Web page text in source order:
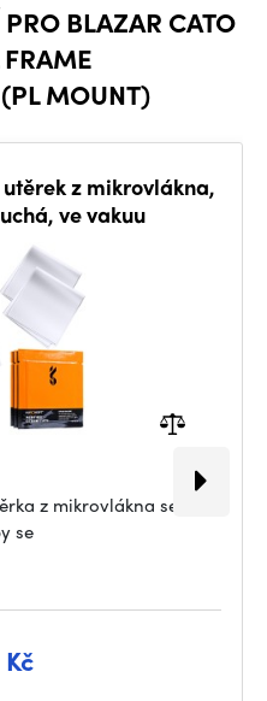
BLAZAR CATO
MOUNT)
z mikrovlákna,
ve vakuu
z mikrovlákna se
se